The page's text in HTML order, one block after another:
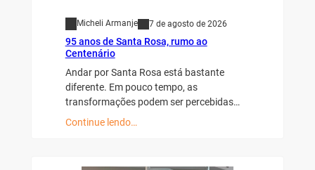
Micheli Armanje 7 de agosto de 2026
95 anos de Santa Rosa, rumo ao
Centenário
Andar por Santa Rosa está bastante
diferente. Em pouco tempo, as
transformações podem ser percebidas…
Continue lendo…